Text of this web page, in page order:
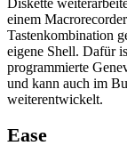
einem
Tastenkombination
eigene Shell. Dafür
programmierte
und kann auch im
weiterentwickelt.
Ease